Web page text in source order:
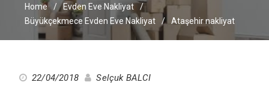
Home
Evden Eve Nakliyat
Büyükçekmece Evden Eve Nakliyat
Ataşehir nakliyat
22/04/2018 Selçuk BALCI